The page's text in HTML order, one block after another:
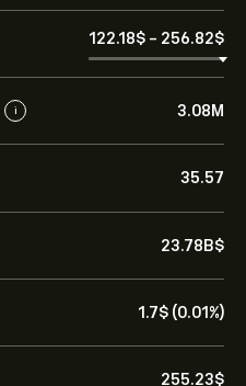
122.18‎$‎ - 256.82‎$‎
i 3.08M
35.57
23.78B‎$‎
1.7‎$‎ (0.01%)
255.23‎$‎